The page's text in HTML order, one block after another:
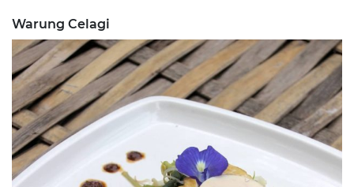
Warung Celagi